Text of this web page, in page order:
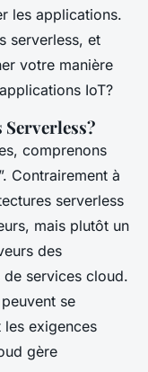
les applications.
serverless, et
votre manière
IoT?
Serverless?
comprenons
Contrairement à
serverless
mais plutôt un
des
services cloud.
se
les exigences
gère